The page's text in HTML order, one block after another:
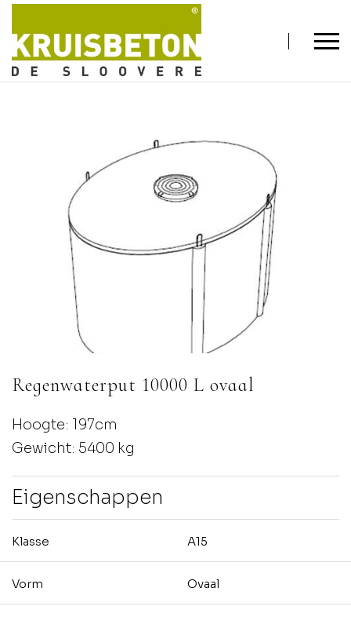
Regenwaterput 10000 L ovaal
Hoogte: 197cm
Gewicht: 5400 kg
Eigenschappen
Klasse A15
Vorm Ovaal